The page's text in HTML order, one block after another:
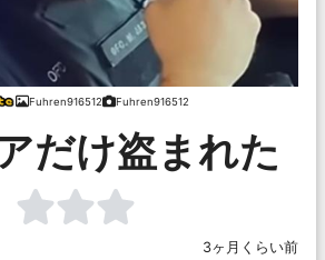
Fuhren916512 Fuhren916512
だけ盗まれた
3ヶ月くらい前